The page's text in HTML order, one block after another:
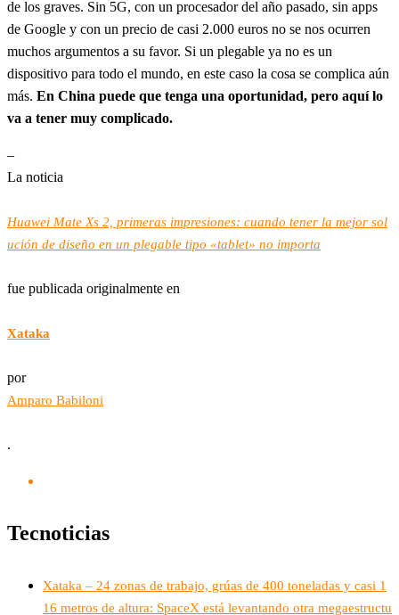
de los graves. Sin 5G, con un procesador del año pasado, sin apps
de Google y con un precio de casi 2.000 euros no se nos ocurren
muchos argumentos a su favor. Si un plegable ya no es un
dispositivo para todo el mundo, en este caso la cosa se complica aún
más. En China puede que tenga una oportunidad, pero aquí lo
va a tener muy complicado.
–
La noticia
Huawei Mate Xs 2, primeras impresiones: cuando tener la mejor sol
ución de diseño en un plegable tipo «tablet» no importa
fue publicada originalmente en
Xataka
por
Amparo Babiloni
.
Tecnoticias
Xataka – 24 zonas de trabajo, grúas de 400 toneladas y casi 1
16 metros de altura: SpaceX está levantando otra megaestructu